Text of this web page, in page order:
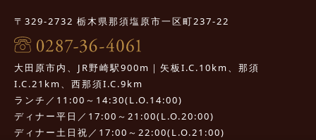
〒329-2732 栃木県那須塩原市一区町237-22
大田原市内、JR野崎駅900m｜矢板I.C.10km、那須
I.C.21km、西那須I.C.9km
ランチ／11:00～14:30(L.O.14:00)
ディナー平日／17:00～21:00(L.O.20:00)
ディナー土日祝／17:00～22:00(L.O.21:00)